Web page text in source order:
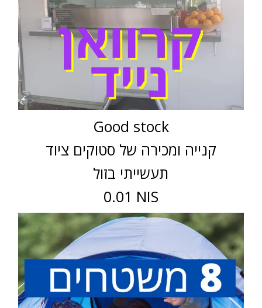
Good stock
קנייה ומכירה של סטוקים ציוד
תעשייתי בזול
0.01 NIS